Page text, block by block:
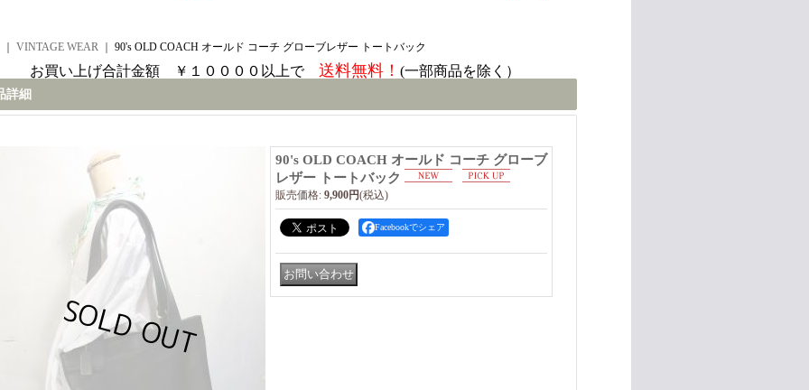
VINTAGE WEAR 90's OLD COACH オールド コーチ グローブレザー トートバック
お買い上げ合計金額 ￥１００００以上で 送料無料！ (一部商品を除く）
詳細
90's OLD COACH オールド コーチ グローブ
レザー トートバック
販売価格: 9,900円(税込)
Facebookでシェア